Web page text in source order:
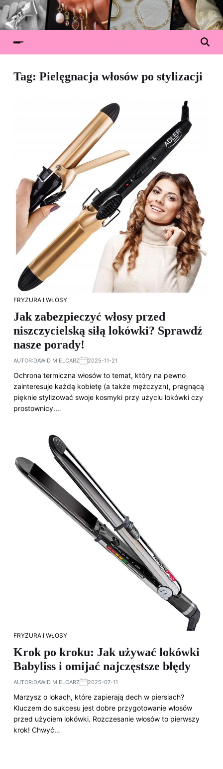
Tag: Pielęgnacja włosów po stylizacji
FRYZURA I WŁOSY
Jak zabezpieczyć włosy przed
niszczycielską siłą lokówki? Sprawdź
nasze porady!
AUTOR:DAWID MIELCARZ 2025-11-21
Ochrona termiczna włosów to temat, który na pewno
zainteresuje każdą kobietę (a także mężczyzn), pragnącą
pięknie stylizować swoje kosmyki przy użyciu lokówki czy
prostownicy.…
FRYZURA I WŁOSY
Krok po kroku: Jak używać lokówki
Babyliss i omijać najczęstsze błędy
AUTOR:DAWID MIELCARZ 2025-07-11
Marzysz o lokach, które zapierają dech w piersiach?
Kluczem do sukcesu jest dobre przygotowanie włosów
przed użyciem lokówki. Rozczesanie włosów to pierwszy
krok! Chwyć…